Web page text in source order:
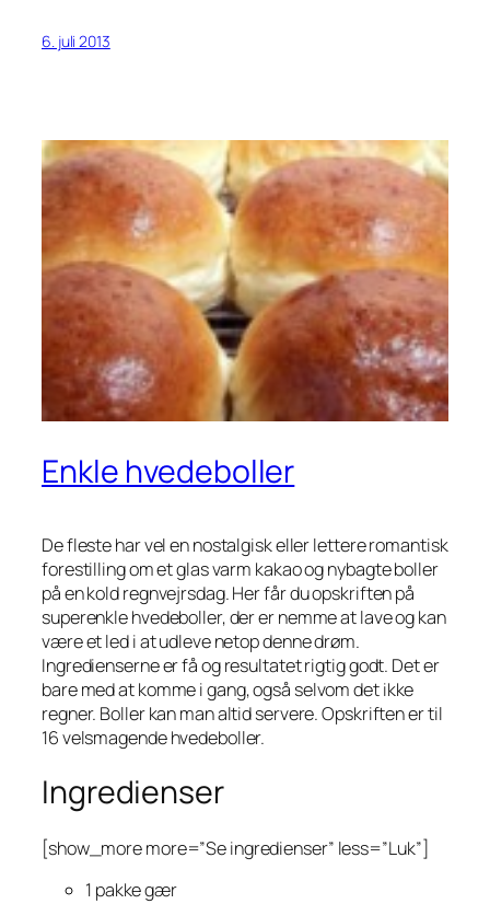
6. juli 2013
Enkle hvedeboller
De fleste har vel en nostalgisk eller lettere romantisk
forestilling om et glas varm kakao og nybagte boller
på en kold regnvejrsdag. Her får du opskriften på
superenkle hvedeboller, der er nemme at lave og kan
være et led i at udleve netop denne drøm.
Ingredienserne er få og resultatet rigtig godt. Det er
bare med at komme i gang, også selvom det ikke
regner. Boller kan man altid servere. Opskriften er til
16 velsmagende hvedeboller.
Ingredienser
[show_more more=”Se ingredienser” less=”Luk”]
1 pakke gær